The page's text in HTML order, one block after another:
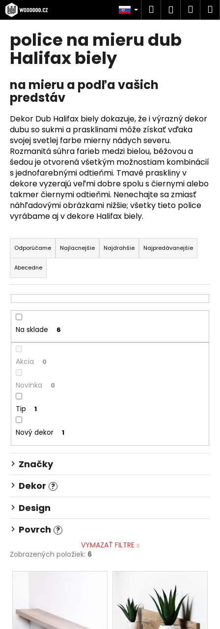
Prejsť
na
obsah
Hľadať
police na mieru dub
Halifax biely
na mieru a podľa vašich
predstáv
Dekor Dub Halifax biely dokazuje, že i výrazný dekor
dubu so sukmi a prasklinami môže získať vďaka
svojej svetlej farbe mierny nádych severu.
Rozmanitá súhra farieb medzi bielou, béžovou a
šedou je otvorená všetkým možnostiam kombinácií
s jednofarebnými odtieňmi. Tmavé praskliny v
dekore vyzerajú veľmi dobre spolu s čiernymi alebo
takmer čiernymi odtieňmi. Nenechajte sa zmiasť
náhľadovými obrázkami nižšie; všetky tieto police
vyrábame aj v dekore Halifax biely.
R
a
d
e
n
i
e
p
r
o
d
u
k
o
v
Odporúčame Najlacnejšie Najdrahšie Najpredávanejšie
Abecedne
Na sklade 6
Akcia 0
Novinka 0
Tip 1
Nový dekor 1
Značky
Dekor ?
Design
Povrch ?
VYMAZAŤ FILTRE
Zobrazených položiek: 6
V
K
o
Č
o
p
o
t
r
e
b
u
j
e
t
e
n
s
ť
?
O
d
p
ú
č
a
m
e
STOLOVÁ
DOSKA
BIELA
148,76